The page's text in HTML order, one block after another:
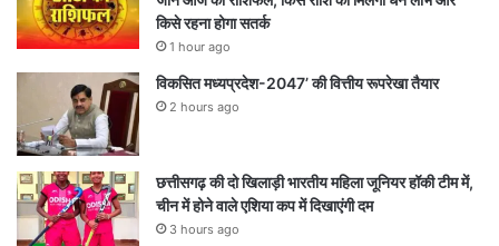
किसे रहना होगा सतर्क
1 hour ago
विकसित मध्यप्रदेश-2047’ की वित्तीय रूपरेखा तैयार
2 hours ago
छत्तीसगढ़ की दो खिलाड़ी भारतीय महिला जूनियर हॉकी टीम में,
चीन में होने वाले एशिया कप में दिखाएंगी दम
3 hours ago